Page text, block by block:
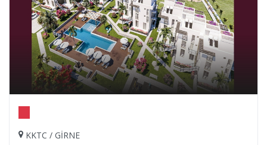
KKTC / GİRNE